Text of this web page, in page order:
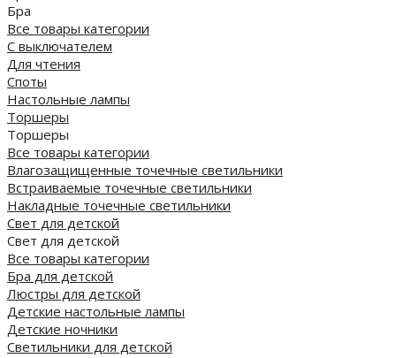
Бра
Все товары категории
С выключателем
Для чтения
Споты
Настольные лампы
Торшеры
Торшеры
Все товары категории
Влагозащищенные точечные светильники
Встраиваемые точечные светильники
Накладные точечные светильники
Свет для детской
Свет для детской
Все товары категории
Бра для детской
Люстры для детской
Детские настольные лампы
Детские ночники
Светильники для детской